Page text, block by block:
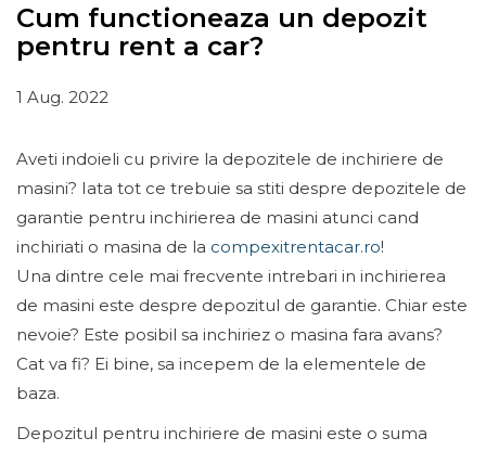
Cum functioneaza un depozit
pentru rent a car?
1 Aug. 2022
Aveti indoieli cu privire la depozitele de inchiriere de
masini? Iata tot ce trebuie sa stiti despre depozitele de
garantie pentru inchirierea de masini atunci cand
inchiriati o masina de la compexitrentacar.ro!
Una dintre cele mai frecvente intrebari in inchirierea
de masini este despre depozitul de garantie. Chiar este
nevoie? Este posibil sa inchiriez o masina fara avans?
Cat va fi? Ei bine, sa incepem de la elementele de
baza.
Depozitul pentru inchiriere de masini este o suma